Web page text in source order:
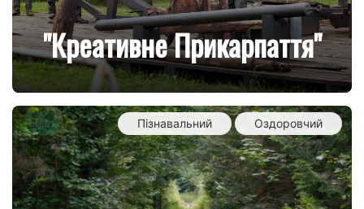
"Креативне Прикарпаття"
new Пізнавальний Оздоровчий